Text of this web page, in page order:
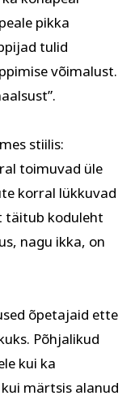
pikka
tulid
võimalust.
stiilis:
toimuvad üle
korral lükkuvad
täitub koduleht
nagu ikka, on
õpetajaid ette
Põhjalikud
kui ka
märtsis alanud